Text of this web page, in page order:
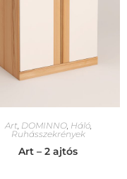
Art DOMINNO, Háló,
Ruhásszekrények
Art – 2 ajtós